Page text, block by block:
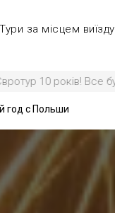
Тури за місцем виїзду
Все буде Україна!
год с Польши